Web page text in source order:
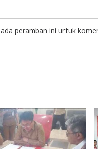
peramban ini untuk